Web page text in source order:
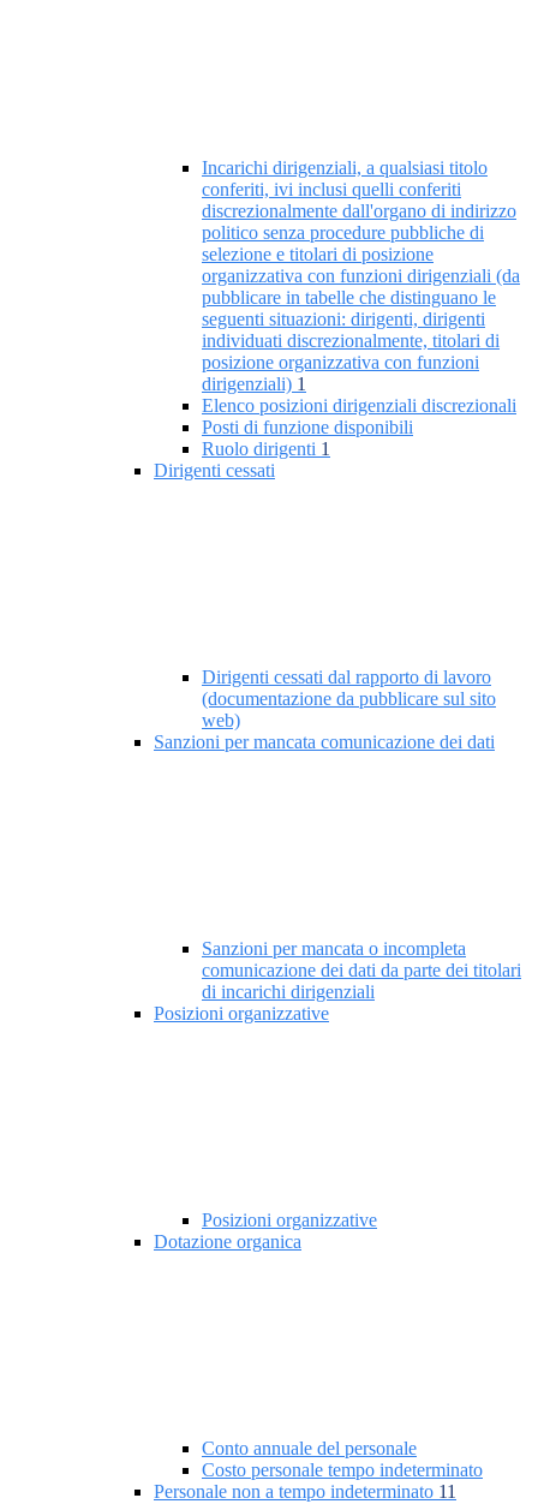
Incarichi dirigenziali, a qualsiasi titolo
conferiti, ivi inclusi quelli conferiti
discrezionalmente dall'organo di indirizzo
politico senza procedure pubbliche di
selezione e titolari di posizione
organizzativa con funzioni dirigenziali (da
pubblicare in tabelle che distinguano le
seguenti situazioni: dirigenti, dirigenti
individuati discrezionalmente, titolari di
posizione organizzativa con funzioni
dirigenziali) 1
Elenco posizioni dirigenziali discrezionali
Posti di funzione disponibili
Ruolo dirigenti 1
Dirigenti cessati
Dirigenti cessati dal rapporto di lavoro
(documentazione da pubblicare sul sito
web)
Sanzioni per mancata comunicazione dei dati
Sanzioni per mancata o incompleta
comunicazione dei dati da parte dei titolari
di incarichi dirigenziali
Posizioni organizzative
Posizioni organizzative
Dotazione organica
Conto annuale del personale
Costo personale tempo indeterminato
Personale non a tempo indeterminato 11